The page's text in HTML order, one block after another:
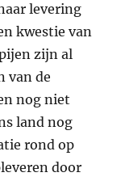
levering
kwestie van
zijn al
van de
nog niet
land nog
rond op
door